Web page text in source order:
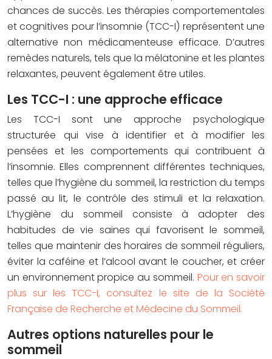
chances de succès. Les thérapies comportementales
et cognitives pour l’insomnie (TCC-I) représentent une
alternative non médicamenteuse efficace. D’autres
remèdes naturels, tels que la mélatonine et les plantes
relaxantes, peuvent également être utiles.
Les TCC-I : une approche efficace
Les TCC-I sont une approche psychologique
structurée qui vise à identifier et à modifier les
pensées et les comportements qui contribuent à
l’insomnie. Elles comprennent différentes techniques,
telles que l’hygiène du sommeil, la restriction du temps
passé au lit, le contrôle des stimuli et la relaxation.
L’hygiène du sommeil consiste à adopter des
habitudes de vie saines qui favorisent le sommeil,
telles que maintenir des horaires de sommeil réguliers,
éviter la caféine et l’alcool avant le coucher, et créer
un environnement propice au sommeil. Pour en savoir
plus sur les TCC-I, consultez le site de la Société
Française de Recherche et Médecine du Sommeil.
Autres options naturelles pour le
sommeil